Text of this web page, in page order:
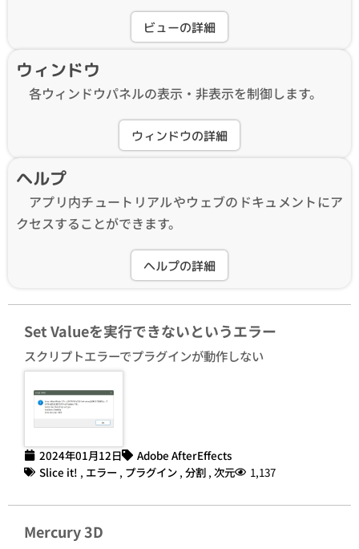
ビューの詳細
ウィンドウ
各ウィンドウパネルの表示・非表示を制御します。
ウィンドウの詳細
ヘルプ
アプリ内チュートリアルやウェブのドキュメントにア
クセスすることができます。
ヘルプの詳細
Set Valueを実行できないというエラー
スクリプトエラーでプラグインが動作しない
2024年01月12日
Adobe AfterEffects
Slice it! , エラー , プラグイン , 分割 , 次元 1,137
Mercury 3D